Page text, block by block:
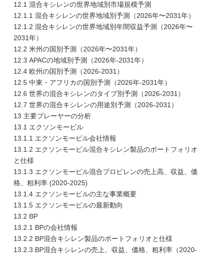
12.1 混合キシレンの世界地域別市場規模予測
12.1.1 混合キシレンの世界地域別予測（2026年〜2031年）
12.1.2 混合キシレンの世界地域別年間収益予測（2026年〜
2031年）
12.2 米州の国別予測（2026年〜2031年）
12.3 APACの地域別予測（2026年-2031年）
12.4 欧州の国別予測（2026-2031）
12.5 中東・アフリカの国別予測（2026年-2031年）
12.6 世界の混合キシレンのタイプ別予測（2026-2031）
12.7 世界の混合キシレンの用途別予測（2026-2031）
13 主要プレーヤーの分析
13.1 エクソンモービル
13.1.1 エクソンモービル会社情報
13.1.2 エクソンモービル混合キシレン製品のポートフォリオ
と仕様
13.1.3 エクソンモービル混合プロピレンの売上高、収益、価
格、粗利率 (2020-2025)
13.1.4 エクソンモービルの主な事業概要
13.1.5 エクソンモービルの最新動向
13.2 BP
13.2.1 BPの会社情報
13.2.2 BP混合キシレン製品のポートフォリオと仕様
13.2.3 BP混合キシレンの売上、収益、価格、粗利率（2020-